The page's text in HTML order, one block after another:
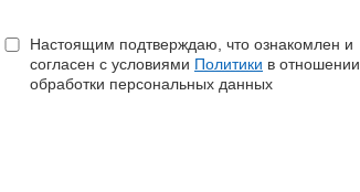
Настоящим подтверждаю, что ознакомлен и
согласен с условиями Политики в отношении
обработки персональных данных